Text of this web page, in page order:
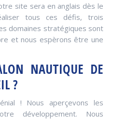
site sera en anglais dès le
tous ces défis, trois
domaines stratégiques sont
et nous espèrons être une
NAUTIQUE DE
?
! Nous aperçevons les
développement. Nous